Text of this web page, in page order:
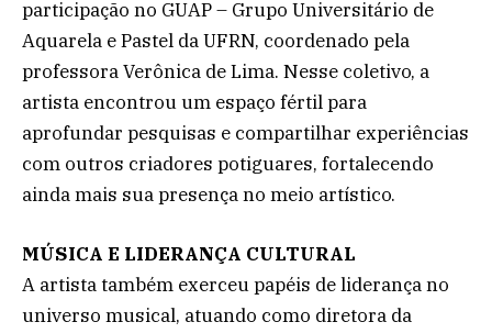
participação no GUAP – Grupo Universitário de
Aquarela e Pastel da UFRN, coordenado pela
professora Verônica de Lima. Nesse coletivo, a
artista encontrou um espaço fértil para
aprofundar pesquisas e compartilhar experiências
com outros criadores potiguares, fortalecendo
ainda mais sua presença no meio artístico.
MÚSICA E LIDERANÇA CULTURAL
A artista também exerceu papéis de liderança no
universo musical, atuando como diretora da